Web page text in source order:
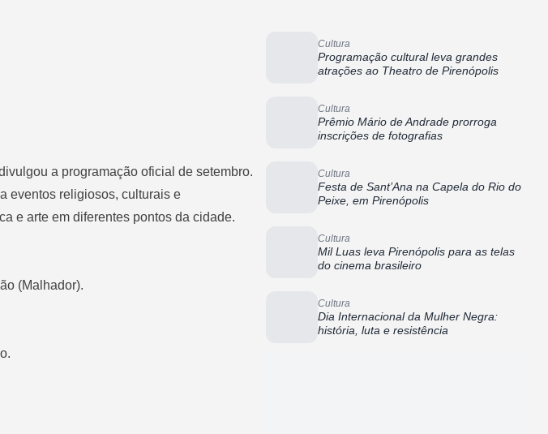
a programação oficial de setembro.
eventos religiosos, culturais e
e arte em diferentes pontos da cidade.
(Malhador).
Cultura
Programação cultural leva grandes
atrações ao Theatro de Pirenópolis
Cultura
Prêmio Mário de Andrade prorroga
inscrições de fotografias
Cultura
Festa de Sant’Ana na Capela do Rio do
Peixe, em Pirenópolis
Cultura
Mil Luas leva Pirenópolis para as telas
do cinema brasileiro
Cultura
Dia Internacional da Mulher Negra:
história, luta e resistência